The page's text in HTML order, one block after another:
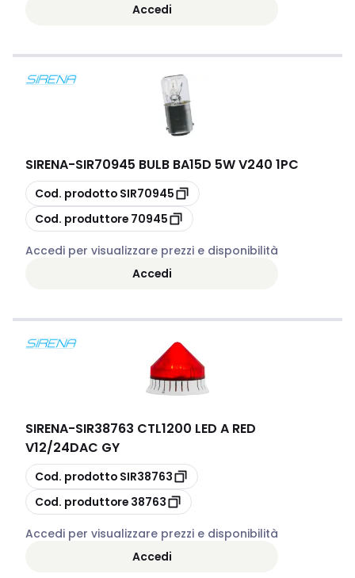
Accedi
SIRENA-SIR70945 BULB BA15D 5W V240 1PC
copia
Cod. prodotto SIR70945
copia
Cod. produttore 70945
Accedi per visualizzare prezzi e disponibilità
Accedi
SIRENA-SIR38763 CTL1200 LED A RED
V12/24DAC GY
copia
Cod. prodotto SIR38763
copia
Cod. produttore 38763
Accedi per visualizzare prezzi e disponibilità
Accedi